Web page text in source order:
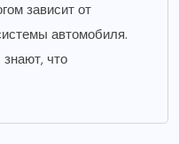
зависит от
автомобиля.
что